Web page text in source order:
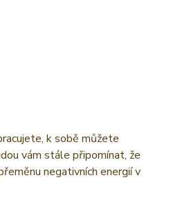
k sobě můžete
vám stále připomínat, že
negativních energií v